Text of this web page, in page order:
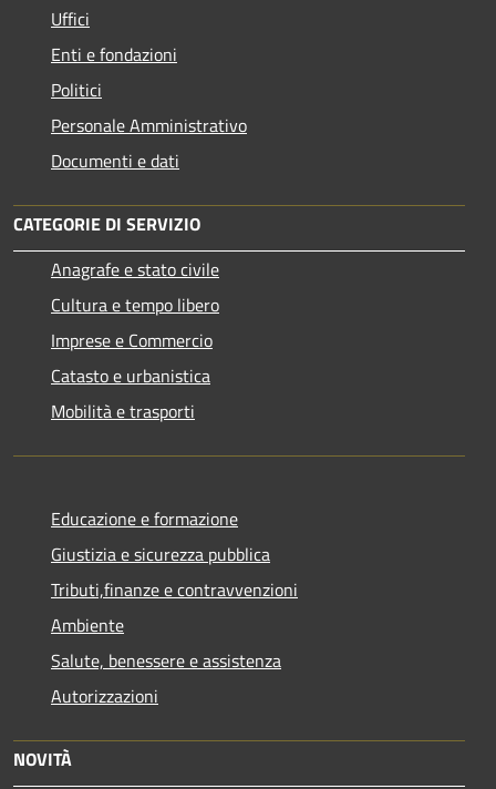
Uffici
Enti e fondazioni
Politici
Personale Amministrativo
Documenti e dati
CATEGORIE DI SERVIZIO
Anagrafe e stato civile
Cultura e tempo libero
Imprese e Commercio
Catasto e urbanistica
Mobilità e trasporti
Educazione e formazione
Giustizia e sicurezza pubblica
Tributi,finanze e contravvenzioni
Ambiente
Salute, benessere e assistenza
Autorizzazioni
NOVITÀ